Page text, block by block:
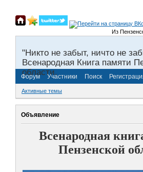
Из
"Никто не забыт, ничто не
Всенародная Книга памяти
области.
Форум Участники Поиск
Активные темы
Объявление
Всенародная
Пензенской